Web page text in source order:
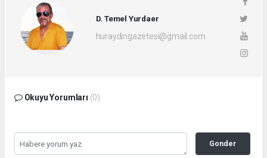
D. Temel Yurdaer
huraydingazetesi@gmail.com
Okuyu Yorumları (0)
Gonder